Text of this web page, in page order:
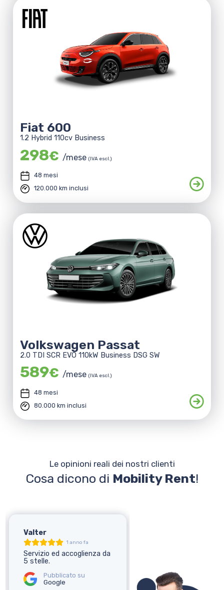
Fiat 600
1.2 Hybrid 110cv Business
298€ /mese (IVA escl.)
48 mesi
120.000 km inclusi
Volkswagen Passat
2.0 TDI SCR EVO 110kW Business DSG SW
589€ /mese (IVA escl.)
48 mesi
80.000 km inclusi
Le opinioni reali dei nostri clienti
Cosa dicono di Mobility Rent!
Valter
1 anno fa
Servizio ed accoglienza da
5 stelle.
Pubblicato su
Google
Google